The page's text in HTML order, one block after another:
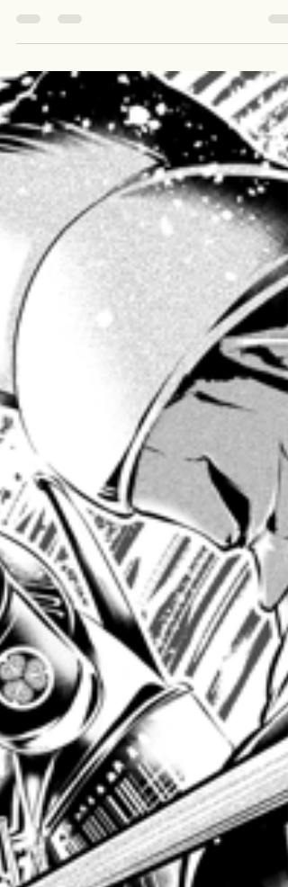
去のある時点までの継続、経験、完了を表しま
す。 そのほか、過去のある時点よりもさらに前に
和の昔には「 大過 去」と言っていました。...